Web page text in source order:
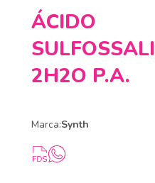
ÁCIDO
2H2O P.A.
Marca:Synth